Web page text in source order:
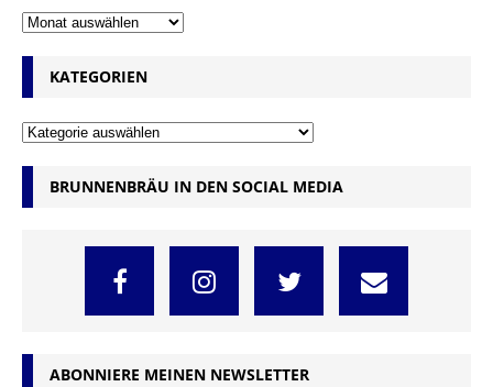
KATEGORIEN
BRUNNENBRÄU IN DEN SOCIAL MEDIA
ABONNIERE MEINEN NEWSLETTER